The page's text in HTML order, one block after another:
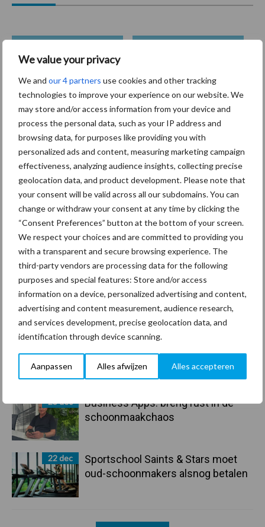
We value your privacy
We and our 4 partners use cookies and other tracking
technologies to improve your experience on our website. We
may store and/or access information from your device and
process the personal data, such as your IP address and
browsing data, for purposes like providing you with
personalized ads and content, measuring marketing campaign
effectiveness, analyzing audience insights, collecting precise
geolocation data, and product development. Please note that
your consent will be valid across all our subdomains. You can
change or withdraw your consent at any time by clicking the
“Consent Preferences” button at the bottom of your screen.
We respect your choices and are committed to providing you
with a transparent and secure browsing experience. The
third-party vendors are processing data for the following
purposes and special features: Store and/or access
information on a device, personalized advertising and content,
advertising and content measurement, audience research,
and services development, precise geolocation data, and
identification through device scanning.
Aanpassen Alles afwijzen Alles accepteren
Primaire
Sidebar
Recent nieuws Partner nieuws
30 dec
Hervorming flexibele
arbeidscontracten kent mitsen en
maren
29 dec
Freddy van de Ridder Cleaners:
“Glazenwassen zit in m’n bloed,
maar innoveren is mijn toekomst”
vrienden voor het leven
23 dec
Business Apps: breng rust in de
schoonmaakchaos
22 dec
Sportschool Saints & Stars moet
oud-schoonmakers alsnog betalen
Coronavirus
Toon meer